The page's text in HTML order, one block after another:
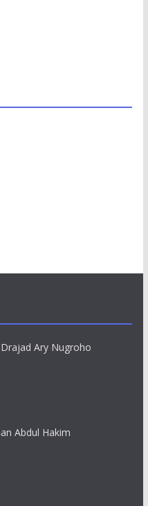
Drajad Ary Nugroho
Abdul Hakim